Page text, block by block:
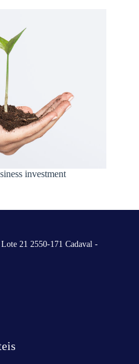
investment
21 2550-171 Cadaval -